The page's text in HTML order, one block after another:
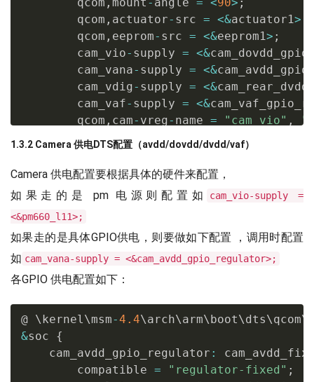
        qcom
, actuator- src = <&actuator1>
        qcom
, eeprom- src = <&eeprom1> ;
        cam_vio
- supply = <&
        cam_vana
- supply = <&
        cam_vdig
- supply = <&
        cam_vaf
- supply = <&
        qcom
, cam- vreg- name = "cam_vio" ,
        qcom
,cam vreg- min - voltage
        qcom
cam -vreg voltage
        qcom
,cam- vreg-op-mode
        qcom
gpio- no -mux
        pinctrl
-names = "cam_default" ,
        pinctrl
        pinctrl
-1 = <&
        gpios
= <&tlmm 34 0 >, <&tlmm
        qcom
,gpio
        qcom
,
        qcom
,gpio-req-tbl-flags = <1 0>;
        qcom
,gpio-req-tbl-label =
        qcom
        qcom
,sensor-mode = < >;
        qcom
,cci -master = <1>;
1.3.2 Camera 供电DTS配置（avdd/dovdd/dvdd/vaf）
Camera 供电配置要根据具体的硬件来配置，
如果走的是 pm 电源则配置如
cam_vio-supply =
<&pm660_l11>;
如果走的是具体GPIO供电，则要做如下配置 ，调用时配置
如 cam_vana-supply = <&cam_avdd_gpio_regulator>;
各GPIO 供电配置如下：
@ \kernel\msm-4.4
&soc {
    cam_avdd_gpio_regulator
:
        compatible
= "regulator-fixed" ;